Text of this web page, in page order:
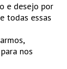
e desejo por
todas essas
nos